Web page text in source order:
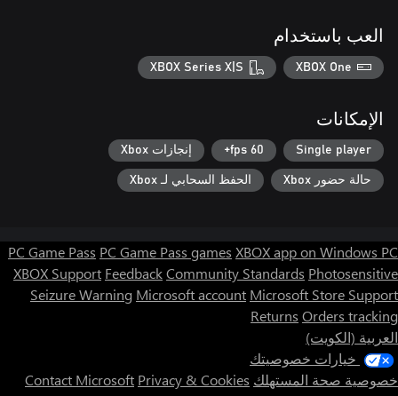
العب باستخدام
XBOX One
XBOX Series X|S
الإمكانات
Single player
60 fps+ إنجازات Xbox
حالة حضور Xbox الحفظ السحابي لـ Xbox
PC Game Pass PC Game Pass games XBOX app on Windows PC
XBOX Support FeedbackCommunity Standards Photosensitive
Seizure Warning Microsoft account Microsoft Store Support
Returns Orders tracking
العربية (الكويت)
خيارات خصوصيتك
خصوصية صحة المستهلك
Contact Microsoft Privacy & Cookies